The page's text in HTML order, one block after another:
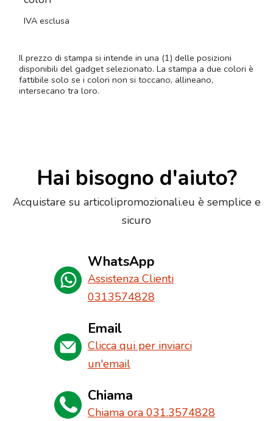
IVA esclusa
Il prezzo di stampa si intende in una (1) delle posizioni
disponibili del gadget selezionato. La stampa a due colori è
fattibile solo se i colori non si toccano, allineano,
intersecano tra loro.
Hai bisogno d'aiuto?
Acquistare su articolipromozionali.eu è semplice e
sicuro
WhatsApp
Assistenza Clienti
0313574828
Email
Clicca qui per inviarci
un'email
Chiama
Chiama ora 031.3574828